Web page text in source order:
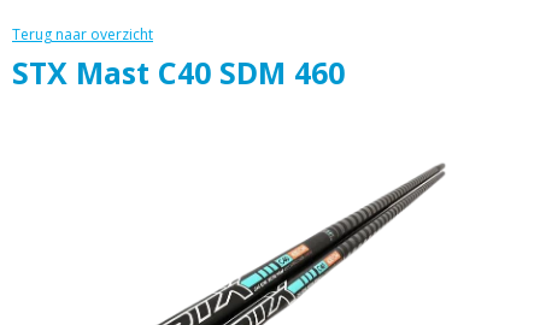
Terug naar overzicht
STX Mast C40 SDM 460